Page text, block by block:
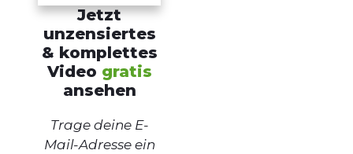
Jetzt
unzensiertes
& komplettes
Video gratis
ansehen
Trage deine E-
Mail-Adresse ein